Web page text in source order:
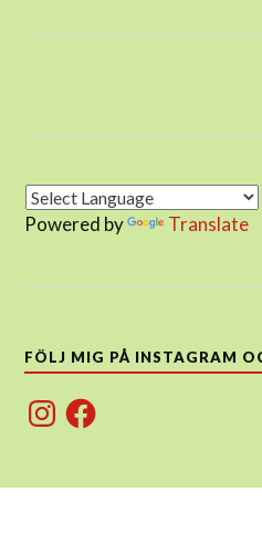
Powered by Translate
FÖLJ MIG PÅ INSTAGRAM
InstagramFacebook